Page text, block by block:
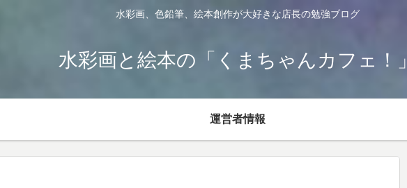
水彩画、色鉛筆、絵本創作が大好きな店長の勉強ブログ
水彩画と絵本の「くまちゃんカフェ！」
運営者情報